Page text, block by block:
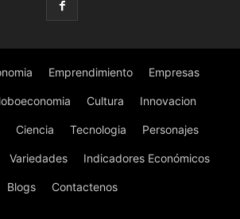
Emprendimiento Empresas
Cultura Innovacion
Ciencia Tecnologia Personajes
Variedades Indicadores Económicos
Blogs Contactenos